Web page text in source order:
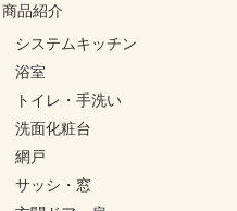
商品紹介
システムキッチン
浴室
トイレ・手洗い
洗面化粧台
網戸
サッシ・窓